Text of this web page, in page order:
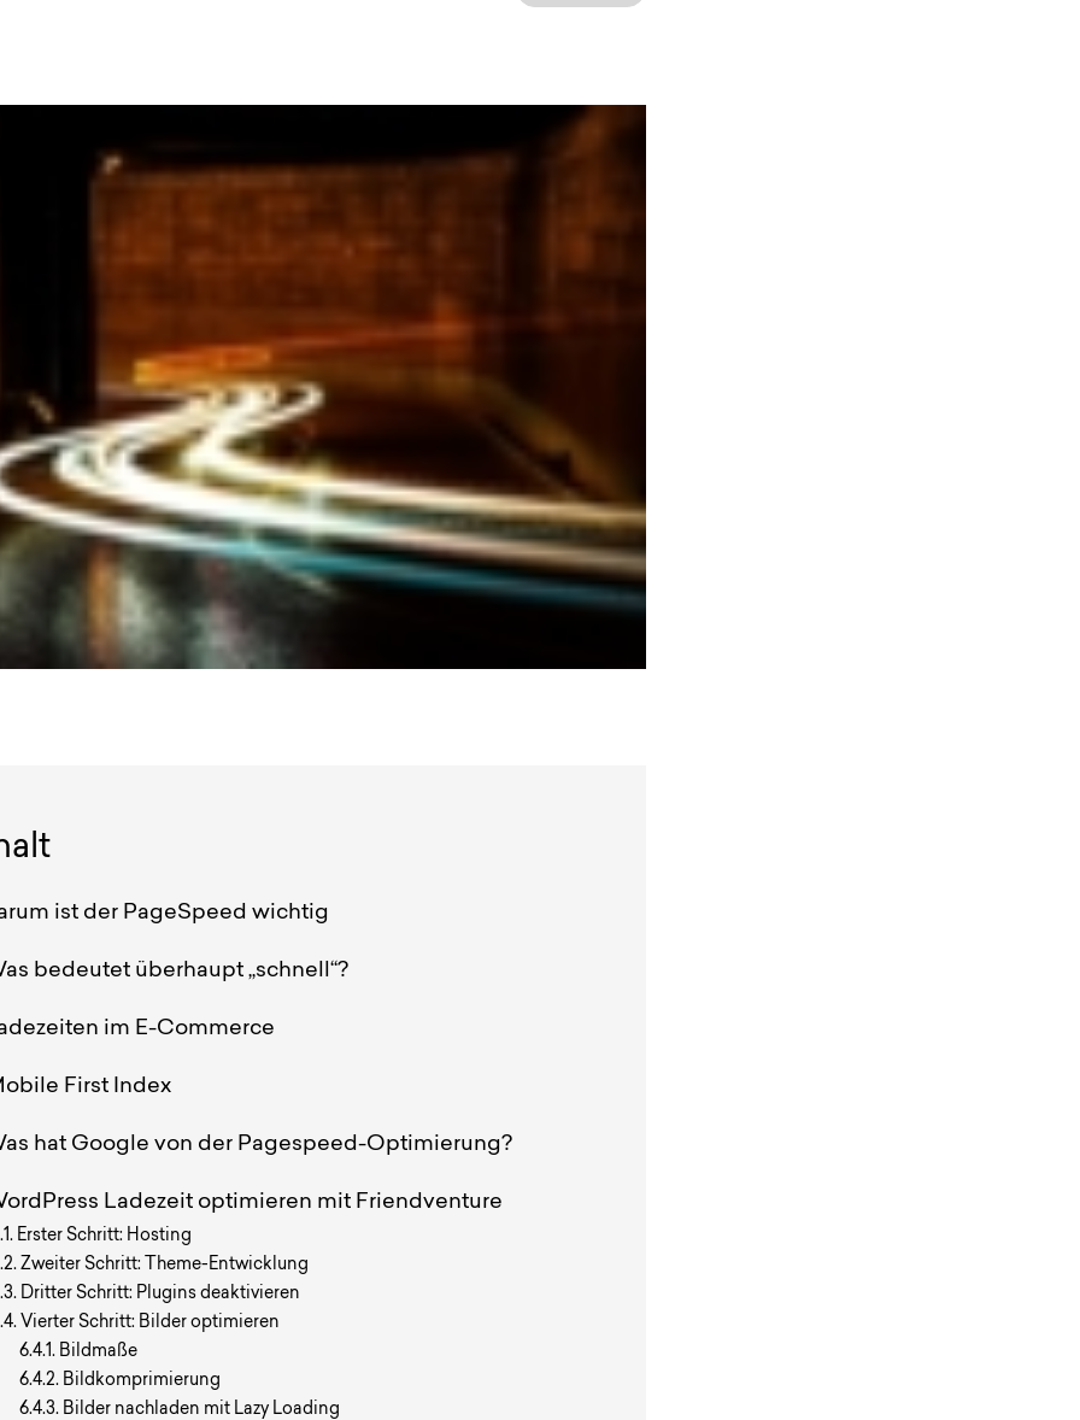
ist der PageSpeed wichtig
bedeutet überhaupt „schnell“?
im E-Commerce
First Index
hat Google von der Pagespeed-Optimierung?
Ladezeit optimieren mit Friendventure
Erster Schritt: Hosting
Zweiter Schritt: Theme-Entwicklung
Dritter Schritt: Plugins deaktivieren
Vierter Schritt: Bilder optimieren
Bildmaße
Bildkomprimierung
Bilder nachladen mit Lazy Loading